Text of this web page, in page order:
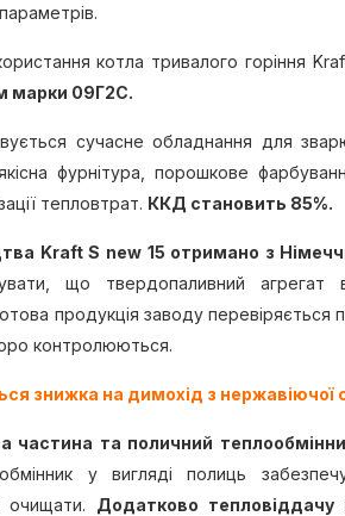
котла тривалого горіння
марки 09Г2С.
сучасне обладнання для
фурнітура, порошкове
тепловтрат. ККД становить 85%.
Kraft S new 15 отримано з
що твердопаливний агрегат
продукція заводу перевіряється
контролюються.
знижка на димохід з нержавіючої
частина та поличний
у вигляді полиць
очищати. Додатково тепловіддачу